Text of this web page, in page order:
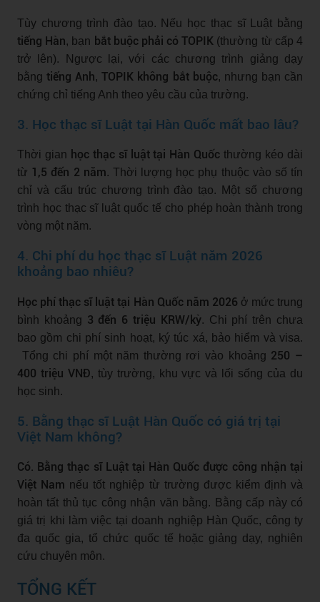
Tùy chương trình đào tạo. Nếu học thạc sĩ Luật bằng
tiếng Hàn, bạn bắt buộc phải có TOPIK (thường từ cấp 4
trở lên). Ngược lại, với các chương trình giảng dạy
bằngtiếng Anh,TOPIK không bắt buộc, nhưng bạn cần
chứng chỉ tiếng Anh theo yêu cầu của trường.
3. Học thạc sĩ Luật tại Hàn Quốc mất bao lâu?
Thời gian học thạc sĩ luật tại Hàn Quốc thường kéo dài
từ 1,5 đến 2 năm. Thời lượng học phụ thuộc vào số tín
chỉ và cấu trúc chương trình đào tạo. Một số chương
trình học thạc sĩ luật quốc tế cho phép hoàn thành trong
vòng một năm.
4. Chi phí du học thạc sĩ Luật năm 2026
khoảng bao nhiêu?
Học phí thạc sĩ luật tại Hàn Quốc năm 2026 ở mức trung
bình khoảng 3 đến 6 triệu KRW/kỳ. Chi phí trên chưa
bao gồm chi phí sinh hoạt, ký túc xá, bảo hiểm và visa.
Tổng chi phí một năm thường rơi vào khoảng 250 –
400 triệu VNĐ, tùy trường, khu vực và lối sống của du
học sinh.
5. Bằng thạc sĩ Luật Hàn Quốc có giá trị tại
Việt Nam không?
Có. Bằng thạc sĩ Luật tại Hàn Quốc được công nhận tại
Việt Nam nếu tốt nghiệp từ trường được kiểm định và
hoàn tất thủ tục công nhận văn bằng. Bằng cấp này có
giá trị khi làm việc tại doanh nghiệp Hàn Quốc, công ty
đa quốc gia, tổ chức quốc tế hoặc giảng dạy, nghiên
cứu chuyên môn.
TỔNG KẾT